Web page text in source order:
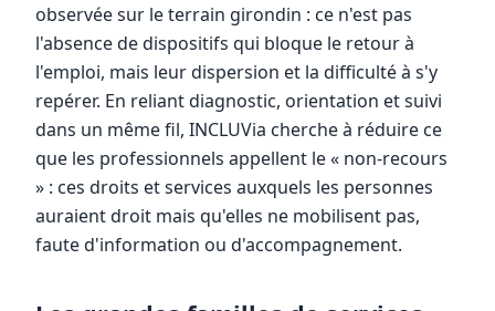
observée sur le terrain girondin : ce n'est pas
l'absence de dispositifs qui bloque le retour à
l'emploi, mais leur dispersion et la difficulté à s'y
repérer. En reliant diagnostic, orientation et suivi
dans un même fil, INCLUVia cherche à réduire ce
que les professionnels appellent le « non-recours
» : ces droits et services auxquels les personnes
auraient droit mais qu'elles ne mobilisent pas,
faute d'information ou d'accompagnement.